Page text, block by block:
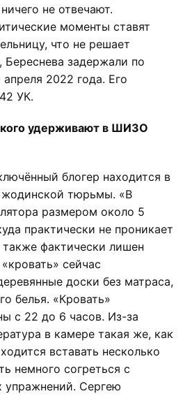
не отвечают.
моменты ставят
что не решает
задержали по
2022 года. Его
УК.
удерживают в ШИЗО
блогер находится в
тюрьмы. «В
размером около 5
практически не проникает
фактически лишен
сейчас
доски без матраса,
белья. «Кровать»
с 22 до 6 часов. Из-за
в камере такая же, как
вставать несколько
немного согреться с
Сергею